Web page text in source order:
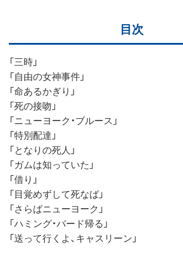
目次
「三時」
「自由の女神事件」
「命あるかぎり」
「死の接吻」
「ニューヨーク・ブルース」
「特別配達」
「となりの死人」
「ガムは知っていた」
「借り」
「目覚めずして死なば」
「さらばニューヨーク」
「ハミング・バード帰る」
「送って行くよ、キャスリーン」